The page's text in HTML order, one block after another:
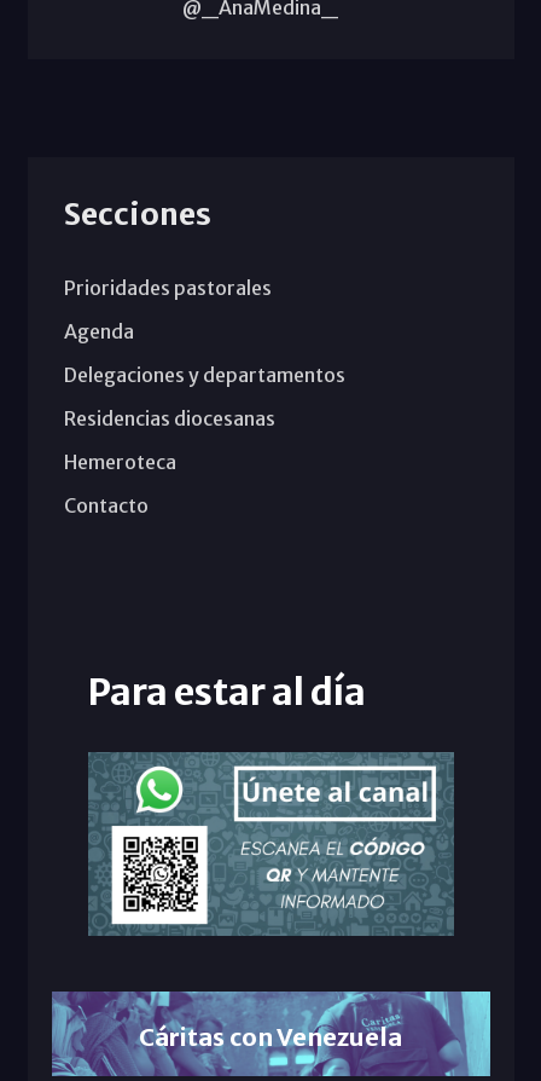
@_AnaMedina_
Secciones
Prioridades pastorales
Agenda
Delegaciones y departamentos
Residencias diocesanas
Hemeroteca
Contacto
Para estar al día
Cáritas con Venezuela